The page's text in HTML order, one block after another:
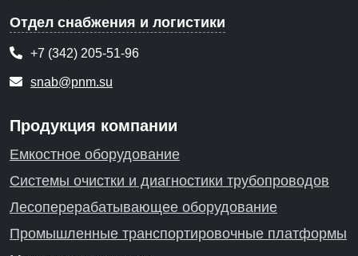
Отдел снабжения и логистики
+7 (342) 205-51-96
snab@pnm.su
Продукция компании
Емкостное оборудование
Системы очистки и диагностики трубопроводов
Лесоперерабатывающее оборудование
Промышленные транспортировочные платформы